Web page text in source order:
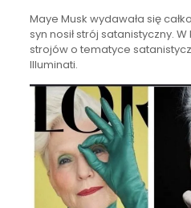
Maye Musk wydawała się
syn nosił strój satanistyczny.
strojów o tematyce
Illuminati.